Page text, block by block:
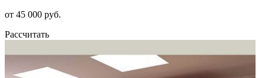
от 45 000 руб.
Рассчитать